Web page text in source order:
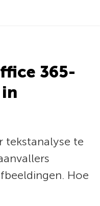
official blog
365-
tekstanalyse te
Hoe